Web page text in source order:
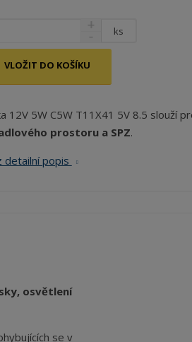
ks
VLOŽIT DO KOŠÍKU
12V 5W C5W T11X41 5V 8.5 slouží
prostoru a SPZ.
detailní popis
osvětlení
se v